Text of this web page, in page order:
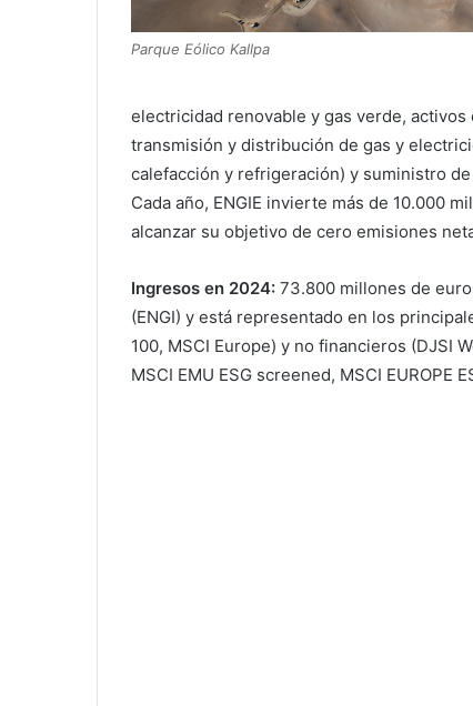
Parque Eólico Kallpa
electricidad renovable y gas verde,
transmisión y distribución de gas y
calefacción y refrigeración) y suministro
Cada año, ENGIE invierte más de 10.000
alcanzar su objetivo de cero emisiones
Ingresos en 2024: 73.800 millones de
(ENGI) y está representado en los
100, MSCI Europe) y no financieros (DJSI
MSCI EMU ESG screened, MSCI EUROPE